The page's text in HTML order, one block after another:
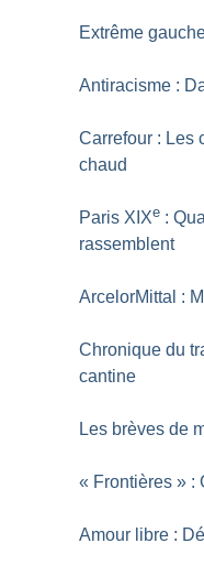
Extrême
Antiracisme :
Carrefour : Les
chaud
Paris XIXe :
rassemblent
ArcelorMittal :
Chronique du
cantine
Les brèves de
« Frontières » :
Amour libre :